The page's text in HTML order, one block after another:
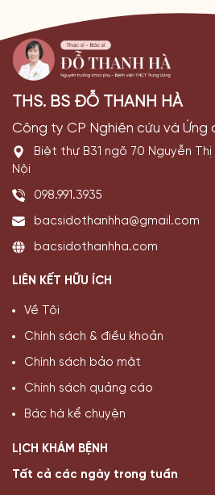
THS. BS ĐỖ THANH HÀ
Công ty CP Nghiên cứu và
Biệt thự B31 ngõ 70 Nguyễn
Nội
098.991.3935
bacsidothanhha@gmail.com
bacsidothanhha.com
LIÊN KẾT HỮU ÍCH
Về Tôi
Chính sách & điều khoản
Chính sách bảo mật
Chính sách quảng cáo
Bác hà kể chuyện
LỊCH KHÁM BỆNH
Tất cả các ngày trong tuần